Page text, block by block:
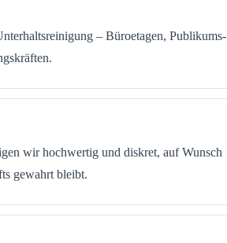
– Büroetagen, Publikums-
wir hochwertig und diskret, auf Wunsch
gewahrt bleibt.